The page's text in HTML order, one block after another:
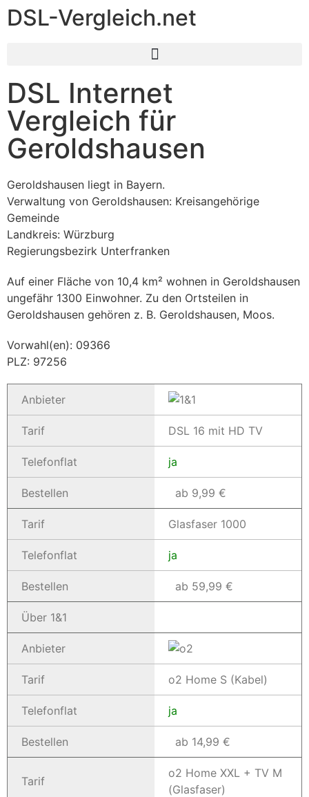
DSL-Vergleich.net
DSL Internet
Vergleich für
Geroldshausen
Geroldshausen liegt in Bayern.
Verwaltung von Geroldshausen: Kreisangehörige
Gemeinde
Landkreis: Würzburg
Regierungsbezirk Unterfranken
Auf einer Fläche von 10,4 km² wohnen in Geroldshausen
ungefähr 1300 Einwohner. Zu den Ortsteilen in
Geroldshausen gehören z. B. Geroldshausen, Moos.
Vorwahl(en): 09366
PLZ: 97256
Anbieter
Tarif DSL 16 mit HD TV
Telefonflat ja
Bestellen ab 9,99 €
Tarif Glasfaser 1000
Telefonflat ja
Bestellen ab 59,99 €
Über 1&1
Anbieter
Tarif o2 Home S (Kabel)
Telefonflat ja
Bestellen ab 14,99 €
Tarif
o2 Home XXL + TV M
(Glasfaser)